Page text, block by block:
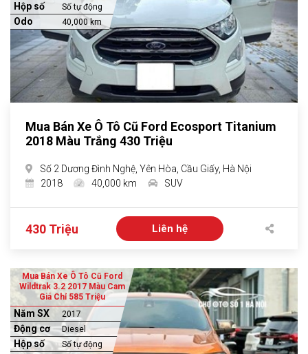
Hộp số Số tự động
Odo 40,000 km
Mua Bán Xe Ô Tô Cũ Ford Ecosport Titanium
2018 Màu Trắng 430 Triệu
Số 2 Dương Đình Nghệ, Yên Hòa, Cầu Giấy, Hà Nội
2018
40,000 km SUV
430 Triệu Liên hệ
Mua Bán Xe Ô Tô Cũ Ford
Wildtrak 3.2 2017 Màu Cam
Giá Chỉ 585 Triệu
Năm SX 2017
Động cơ Diesel
Hộp số Số tự động